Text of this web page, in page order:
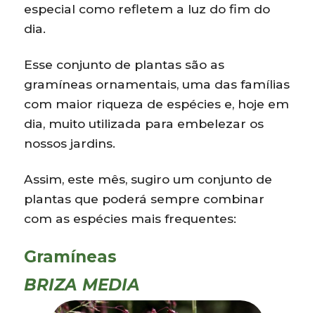
especial como refletem a luz do fim do
dia.
Esse conjunto de plantas são as
gramíneas ornamentais, uma das famílias
com maior riqueza de espécies e, hoje em
dia, muito utilizada para embelezar os
nossos jardins.
Assim, este mês, sugiro um conjunto de
plantas que poderá sempre combinar
com as espécies mais frequentes:
Gramíneas
BRIZA MEDIA